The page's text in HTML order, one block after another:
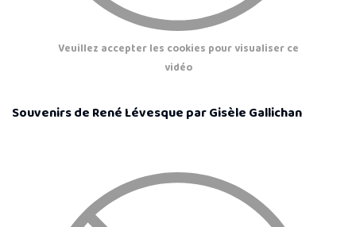
Veuillez accepter les cookies pour visualiser ce
vidéo
Souvenirs de René Lévesque par Gisèle Gallichan